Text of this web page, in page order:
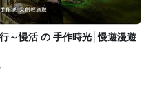
～慢活 の 手作時光│慢遊漫遊